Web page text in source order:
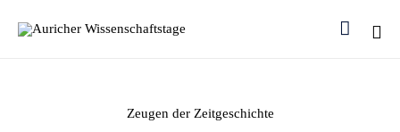

Category
Zeugen der Zeitgeschichte